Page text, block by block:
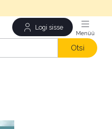
Logi sisse
Otsi